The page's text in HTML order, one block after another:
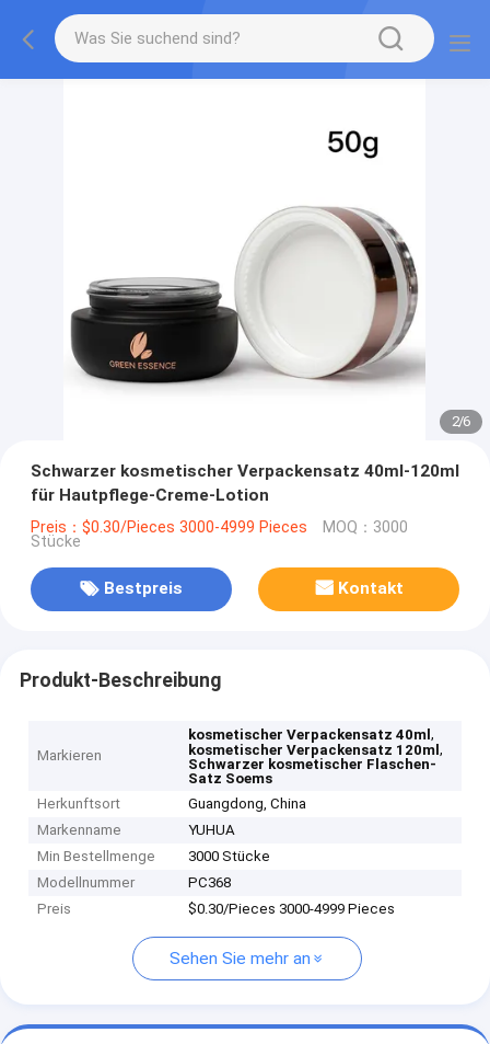
2/6
Schwarzer kosmetischer Verpackensatz 40ml-120ml
für Hautpflege-Creme-Lotion
Preis：$0.30/Pieces 3000-4999 Pieces MOQ：3000
Stücke
Bestpreis Kontakt
Produkt-Beschreibung
Markieren
kosmetischer Verpackensatz 40ml,
kosmetischer Verpackensatz 120ml,
Schwarzer kosmetischer Flaschen-
Satz Soems
Herkunftsort
Guangdong, China
Markenname
YUHUA
Min Bestellmenge
3000 Stücke
Modellnummer
PC368
Preis
$0.30/Pieces 3000-4999 Pieces
Sehen Sie mehr an